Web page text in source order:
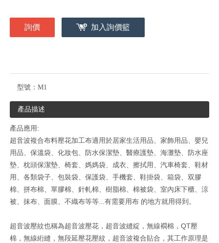
詢價 加入詢價籃
型號： M1
產品描述
產品應用:
超音波複合布料壓花加工布適用於居家生活用品、家飾用品、嬰兒
用品、保溫袋、化妝包、防水保潔墊、醫療護墊、海灘墊、防水座
墊、枕頭保潔墊、椅套、媽媽袋、成衣、擦拭用、汽車椅套、鞋材
用、各類袋子、包裝袋、保護袋、手機套、鞋掛袋、箱袋、双膠
棉、拼布棉、單膠棉、針軋棉、樹脂棉、棉被袋、室內床下櫃、涼
被、抹布、面膜、不織布等等...有需要用布 的地方就用得到。
超音波壓紋也稱為超音波壓花，超音波縫綻，無線襉棉，QT壓
棉，無線絎縫，無段延壓花壓紋，超音波複合貼合，其工作原理是